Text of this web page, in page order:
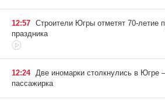
12:57 Строители Югры отметят 70-летие
праздника
12:24 Две иномарки столкнулись в Югре
пассажирка